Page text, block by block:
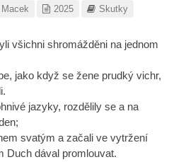
2025 Skutky
všichni shromážděni na jednom
jako když se žene prudký vichr,
jazyky, rozdělily se a na
svatým a začali ve vytržení
Duch dával promlouvat.